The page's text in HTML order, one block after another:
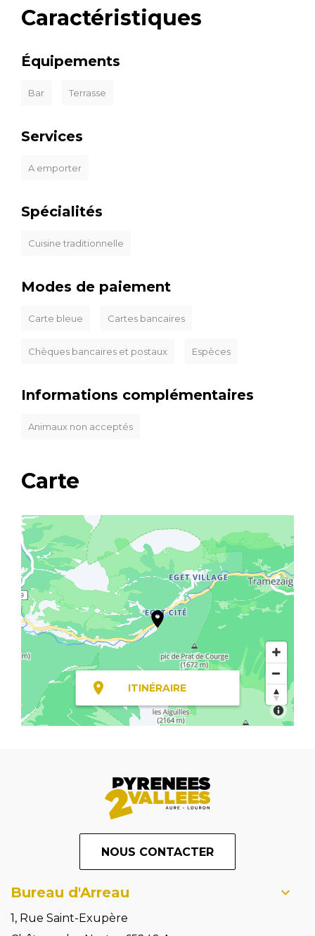
Caractéristiques
Équipements
Bar Terrasse
Services
A emporter
Spécialités
Cuisine traditionnelle
Modes de paiement
Carte bleue Cartes bancaires
Chèques bancaires et postaux Espèces
Informations complémentaires
Animaux non acceptés
Carte
ITINÉRAIRE
NOUS CONTACTER
Bureau d'Arreau
1, Rue Saint-Exupère